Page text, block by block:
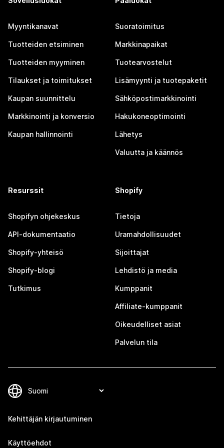
Myyntikanavat
Tuotteiden etsiminen
Tuotteiden myyminen
Tilaukset ja toimitukset
Kaupan suunnittelu
Markkinointi ja konversio
Kaupan hallinnointi
Suoratoimitus
Markkinapaikat
Tuotearvostelut
Lisämyynti ja tuotepaketit
Sähköpostimarkkinointi
Hakukoneoptimointi
Lähetys
Valuutta ja käännös
Resurssit
Shopifyn ohjekeskus
API-dokumentaatio
Shopify-yhteisö
Shopify-blogi
Tutkimus
Shopify
Tietoja
Uramahdollisuudet
Sijoittajat
Lehdistö ja media
Kumppanit
Affiliate-kumppanit
Oikeudelliset asiat
Palvelun tila
Kehittäjän kirjautuminen
Käyttöehdot